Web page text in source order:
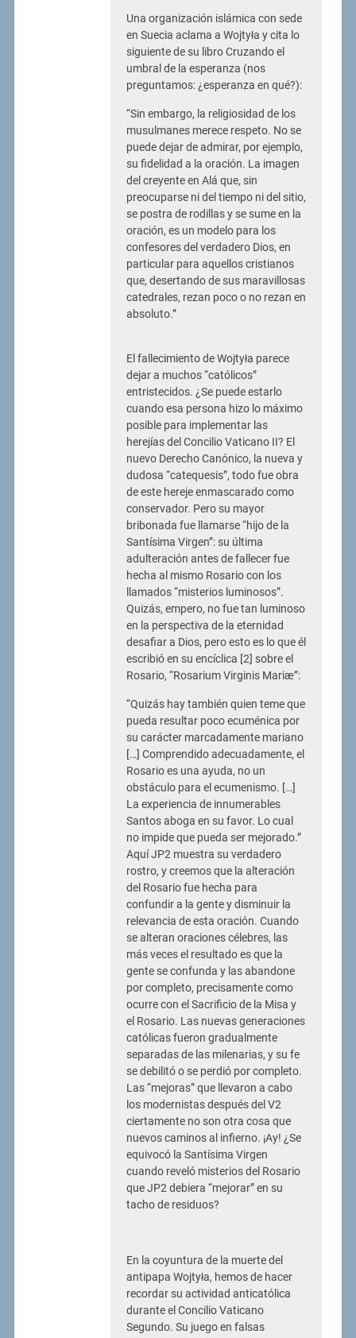
Una organización islámica con sede
en Suecia aclama a Wojtyła y cita lo
siguiente de su libro Cruzando el
umbral de la esperanza (nos
preguntamos: ¿esperanza en qué?):
“Sin embargo, la religiosidad de los
musulmanes merece respeto. No se
puede dejar de admirar, por ejemplo,
su fidelidad a la oración. La imagen
del creyente en Alá que, sin
preocuparse ni del tiempo ni del sitio,
se postra de rodillas y se sume en la
oración, es un modelo para los
confesores del verdadero Dios, en
particular para aquellos cristianos
que, desertando de sus maravillosas
catedrales, rezan poco o no rezan en
absoluto.”
El fallecimiento de Wojtyła parece
dejar a muchos “católicos”
entristecidos. ¿Se puede estarlo
cuando esa persona hizo lo máximo
posible para implementar las
herejías del Concilio Vaticano II? El
nuevo Derecho Canónico, la nueva y
dudosa “catequesis”, todo fue obra
de este hereje enmascarado como
conservador. Pero su mayor
bribonada fue llamarse “hijo de la
Santísima Virgen”: su última
adulteración antes de fallecer fue
hecha al mismo Rosario con los
llamados “misterios luminosos”.
Quizás, empero, no fue tan luminoso
en la perspectiva de la eternidad
desafiar a Dios, pero esto es lo que él
escribió en su encíclica [2] sobre el
Rosario, “Rosarium Virginis Mariæ”:
“Quizás hay también quien teme que
pueda resultar poco ecuménica por
su carácter marcadamente mariano
[…] Comprendido adecuadamente, el
Rosario es una ayuda, no un
obstáculo para el ecumenismo. […]
La experiencia de innumerables
Santos aboga en su favor. Lo cual
no impide que pueda ser mejorado.”
Aquí JP2 muestra su verdadero
rostro, y creemos que la alteración
del Rosario fue hecha para
confundir a la gente y disminuir la
relevancia de esta oración. Cuando
se alteran oraciones célebres, las
más veces el resultado es que la
gente se confunda y las abandone
por completo, precisamente como
ocurre con el Sacrificio de la Misa y
el Rosario. Las nuevas generaciones
católicas fueron gradualmente
separadas de las milenarias, y su fe
se debilitó o se perdió por completo.
Las “mejoras” que llevaron a cabo
los modernistas después del V2
ciertamente no son otra cosa que
nuevos caminos al infierno. ¡Ay! ¿Se
equivocó la Santísima Virgen
cuando reveló misterios del Rosario
que JP2 debiera “mejorar” en su
tacho de residuos?
En la coyuntura de la muerte del
antipapa Wojtyła, hemos de hacer
recordar su actividad anticatólica
durante el Concilio Vaticano
Segundo. Su juego en falsas